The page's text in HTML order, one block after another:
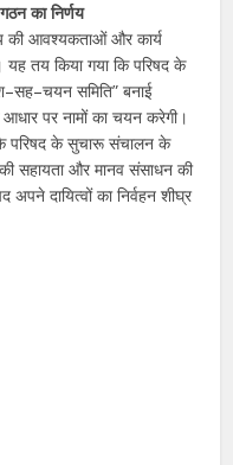
का निर्णय
की आवश्यकताओं और कार्य
यह तय किया गया कि परिषद के
समिति” बनाई
आधार पर नामों का चयन करेगी।
परिषद के सुचारू संचालन के
सहायता और मानव संसाधन की
अपने दायित्वों का निर्वहन शीघ्र